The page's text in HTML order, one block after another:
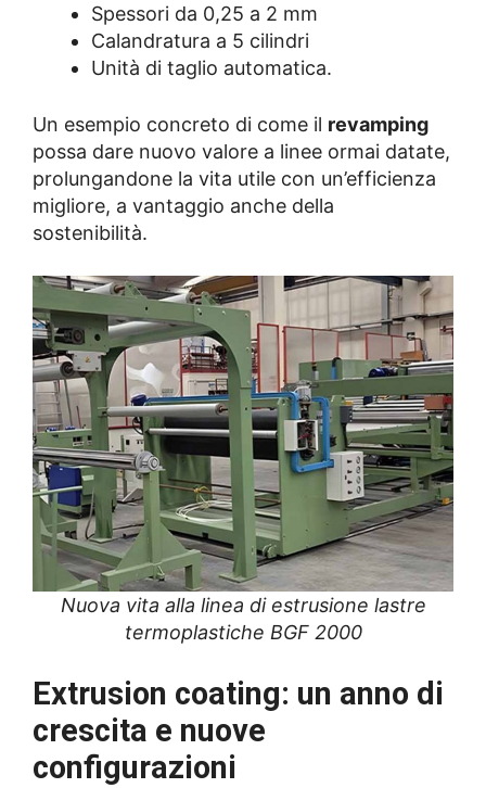
Spessori da 0,25 a 2 mm
Calandratura a 5 cilindri
Unità di taglio automatica.
Un esempio concreto di come il revamping
possa dare nuovo valore a linee ormai datate,
prolungandone la vita utile con un’efficienza
migliore, a vantaggio anche della
sostenibilità.
Nuova vita alla linea di estrusione lastre
termoplastiche BGF 2000
Extrusion coating: un anno di
crescita e nuove
configurazioni